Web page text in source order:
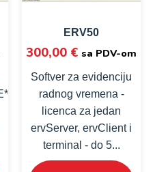
ERV50
300,00 € sa PDV-om
Softver za evidenciju
radnog vremena -
licenca za jedan
ervServer, ervClient i
terminal - do 5...